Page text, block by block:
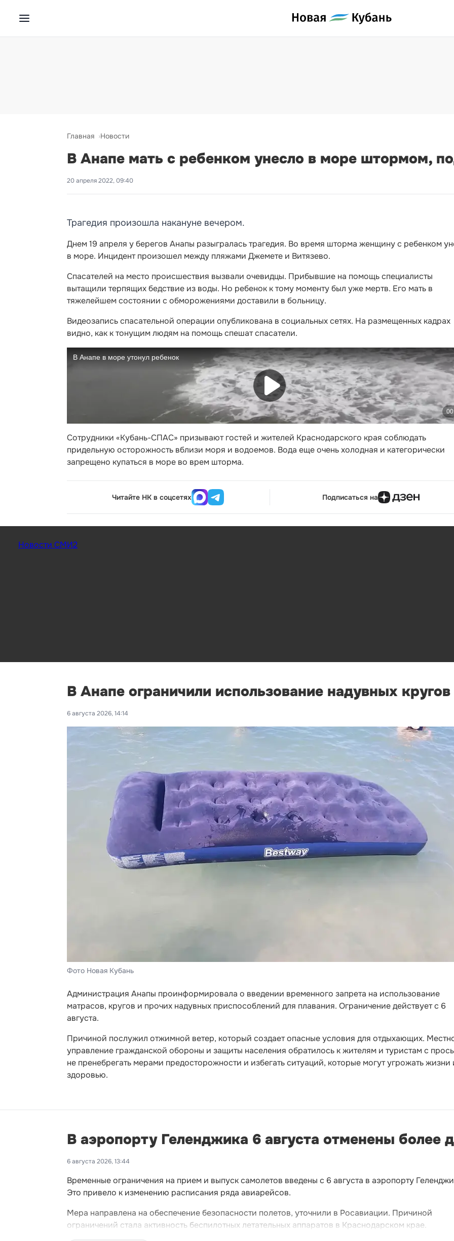
Главная Новости
В Анапе мать с ребенком унесло в море штормом,
20 апреля 2022, 09:40
Трагедия произошла накануне вечером.
Днем 19 апреля у берегов Анапы разыгралась трагедия. Во время шторма женщину с ребенком
в море. Инцидент произошел между пляжами Джемете и Витязево.
Спасателей на место происшествия вызвали очевидцы. Прибывшие на помощь специалисты
вытащили терпящих бедствие из воды. Но ребенок к тому моменту был уже мертв. Его мать в
тяжелейшем состоянии с обморожениями доставили в больницу.
Видеозапись спасательной операции опубликована в социальных сетях. На размещенных кадрах
видно, как к тонущим людям на помощь спешат спасатели.
Сотрудники «Кубань-СПАС» призывают гостей и жителей Краснодарского края соблюдать
придельную осторожность вблизи моря и водоемов. Вода еще очень холодная и категорически
запрещено купаться в море во врем шторма.
Читайте НК в соцсетях Подписаться на
Новости СМИ2
В Анапе ограничили использование надувных
6 августа 2026, 14:14
Фото Новая Кубань
Администрация Анапы проинформировала о введении временного запрета на использование
матрасов, кругов и прочих надувных приспособлений для плавания. Ограничение действует с 6
августа.
Причиной послужил отжимной ветер, который создает опасные условия для отдыхающих.
управление гражданской обороны и защиты населения обратилось к жителям и туристам с
не пренебрегать мерами предосторожности и избегать ситуаций, которые могут угрожать жизни
здоровью.
В аэропорту Геленджика 6 августа отменены более
6 августа 2026, 13:44
Временные ограничения на прием и выпуск самолетов введены с 6 августа в аэропорту
Это привело к изменению расписания ряда авиарейсов.
Мера направлена на обеспечение безопасности полетов, уточнили в Росавиации. Причиной
ограничений стала активность беспилотных летательных аппаратов в Краснодарском крае.